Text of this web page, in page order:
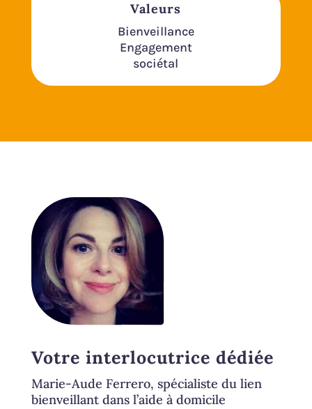
Valeurs
Bienveillance
Engagement
sociétal
Votre interlocutrice dédiée
Marie-Aude Ferrero, spécialiste du lien
bienveillant dans l’aide à domicile